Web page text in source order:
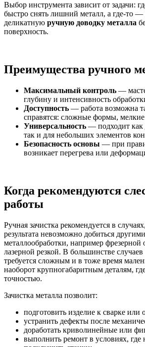
Выбор инструмента зависит от задачи:
быстро снять лишний металл, а где-то
деликатную ручную доводку металла
поверхность.
Преимущества ручного
Максимальный контроль —
глубину и интенсивность
Доступность — работа возможна
справятся: сложные формы, мелкие
Универсальность — подходит как
так и для небольших элементов
Безопасность основы — при
возникает перегрева или
Когда рекомендуются
работы
Ручная зачистка рекомендуется в
результата невозможно добиться
металлообработки, например фрезерной
лазерной резкой. В большинстве случаев
требуется сложным и в тоже время
наоборот крупногабаритным деталям,
точностью.
Зачистка металла позволит:
подготовить изделие к сварке или
устранить дефекты после
доработать криволинейные или
выполнить ремонт в условиях, где